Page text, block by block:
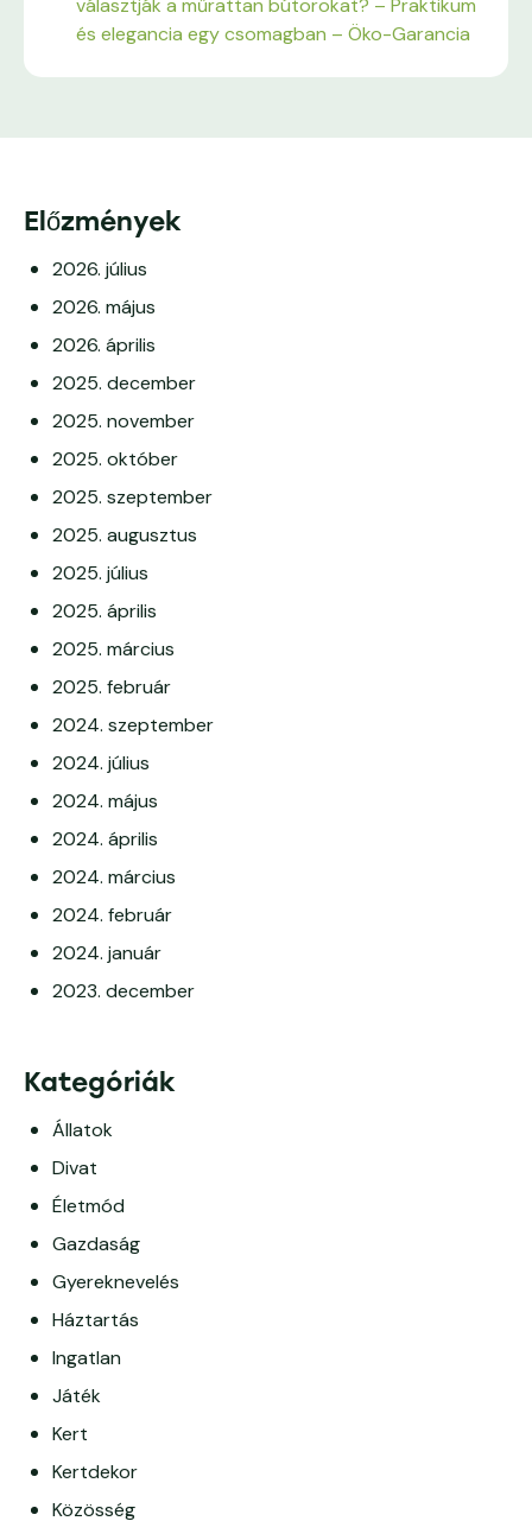
és elegancia egy csomagban – Öko-Garancia
Előzmények
2026. július
2026. május
2026. április
2025. december
2025. november
2025. október
2025. szeptember
2025. augusztus
2025. július
2025. április
2025. március
2025. február
2024. szeptember
2024. július
2024. május
2024. április
2024. március
2024. február
2024. január
2023. december
Kategóriák
Állatok
Divat
Életmód
Gazdaság
Gyereknevelés
Háztartás
Ingatlan
Játék
Kert
Kertdekor
Közösség